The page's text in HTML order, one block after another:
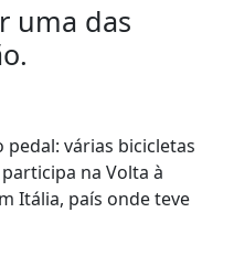
uma das
várias bicicletas
na Volta à
Itália, país onde teve